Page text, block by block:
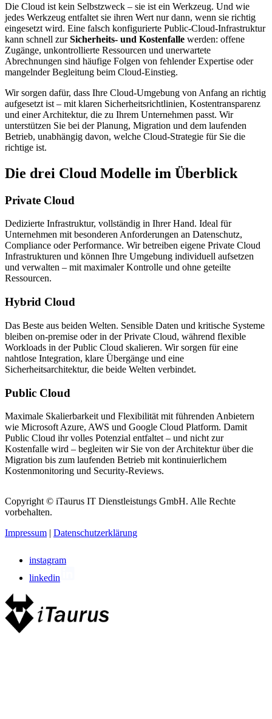
Die Cloud ist kein Selbstzweck – sie ist ein Werkzeug. Und wie
jedes Werkzeug entfaltet sie ihren Wert nur dann, wenn sie richtig
eingesetzt wird. Eine falsch konfigurierte Public-Cloud-Infrastruktur
kann schnell zurSicherheits- und Kostenfalle werden: offene
Zugänge, unkontrollierte Ressourcen und unerwartete
Abrechnungen sind häufige Folgen von fehlender Expertise oder
mangelnder Begleitung beim Cloud-Einstieg.
Wir sorgen dafür, dass Ihre Cloud-Umgebung von Anfang an richtig
aufgesetzt ist – mit klaren Sicherheitsrichtlinien, Kostentransparenz
und einer Architektur, die zu Ihrem Unternehmen passt. Wir
unterstützen Sie bei der Planung, Migration und dem laufenden
Betrieb, unabhängig davon, welche Cloud-Strategie für Sie die
richtige ist.
Die drei Cloud Modelle im Überblick
Private Cloud
Dedizierte Infrastruktur, vollständig in Ihrer Hand. Ideal für
Unternehmen mit besonderen Anforderungen an Datenschutz,
Compliance oder Performance. Wir betreiben eigene Private Cloud
Infrastrukturen und können Ihre Umgebung individuell aufsetzen
und verwalten – mit maximaler Kontrolle und ohne geteilte
Ressourcen.
Hybrid Cloud
Das Beste aus beiden Welten. Sensible Daten und kritische Systeme
bleiben on-premise oder in der Private Cloud, während flexible
Workloads in der Public Cloud skalieren. Wir sorgen für eine
nahtlose Integration, klare Übergänge und eine
Sicherheitsarchitektur, die beide Welten verbindet.
Public Cloud
Maximale Skalierbarkeit und Flexibilität mit führenden Anbietern
wie Microsoft Azure, AWS und Google Cloud Platform. Damit
Public Cloud ihr volles Potenzial entfaltet – und nicht zur
Kostenfalle wird – begleiten wir Sie von der Architektur über die
Migration bis zum laufenden Betrieb mit kontinuierlichem
Kostenmonitoring und Security-Reviews.
Copyright © iTaurus IT Dienstleistungs GmbH. Alle Rechte
vorbehalten.
Impressum | Datenschutzerklärung
instagram
linkedin